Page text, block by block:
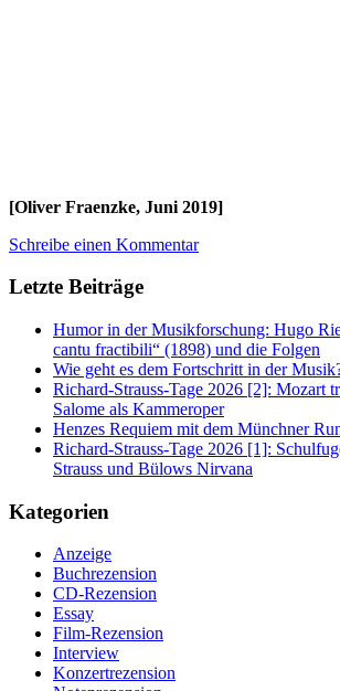
[Oliver Fraenzke, Juni 2019]
Schreibe einen Kommentar
Letzte Beiträge
Humor in der Musikforschung: Hugo
cantu fractibili“ (1898) und die Folgen
Wie geht es dem Fortschritt in der
Richard-Strauss-Tage 2026 [2]: Mozart
Salome als Kammeroper
Henzes Requiem mit dem Münchner
Richard-Strauss-Tage 2026 [1]:
Strauss und Bülows Nirvana
Kategorien
Anzeige
Buchrezension
CD-Rezension
Essay
Film-Rezension
Interview
Konzertrezension